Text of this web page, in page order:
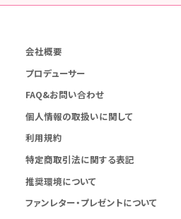
会社概要
プロデューサー
FAQ&お問い合わせ
個人情報の取扱いに関して
利用規約
特定商取引法に関する表記
推奨環境について
ファンレター・プレゼントについて